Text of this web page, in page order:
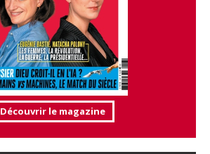
Découvrir le magazine